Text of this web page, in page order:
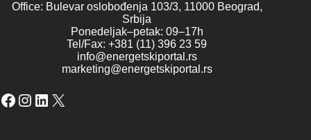
Office: Bulevar oslobođenja 103/3, 11000 Beograd,
Srbija
Ponedeljak–petak: 09–17h
Tel/Fax: +381 (11) 396 23 59
info@energetskiportal.rs
marketing@energetskiportal.rs
Facebook
Instagram
LinkedIn
X